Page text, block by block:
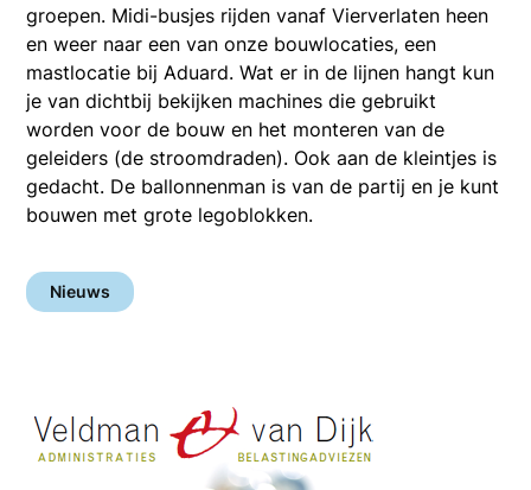
groepen. Midi-busjes rijden vanaf Vierverlaten heen
en weer naar een van onze bouwlocaties, een
mastlocatie bij Aduard. Wat er in de lijnen hangt kun
je van dichtbij bekijken machines die gebruikt
worden voor de bouw en het monteren van de
geleiders (de stroomdraden). Ook aan de kleintjes is
gedacht. De ballonnenman is van de partij en je kunt
bouwen met grote legoblokken.
Nieuws